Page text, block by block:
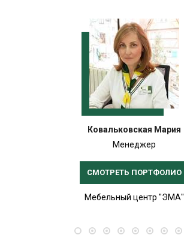
Ковальковская Мария
Менеджер
СМОТРЕТЬ ПОРТФОЛИО
Мебельный центр "ЭМА"